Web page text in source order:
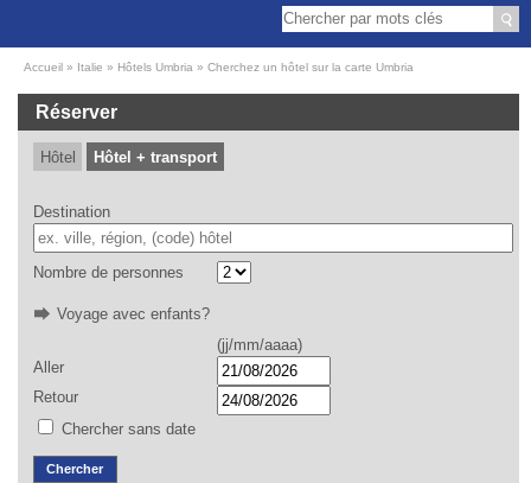
Accueil Italie Hôtels Umbria Cherchez un hôtel sur la carte Umbria
Réserver
Hôtel Hôtel + transport
Destination
Nombre de personnes
Voyage avec enfants?
(jj/mm/aaaa)
Aller
Retour
Chercher sans date
Chercher